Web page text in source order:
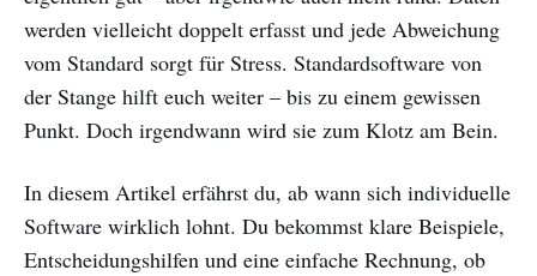
werden vielleicht doppelt erfasst und jede Abweichung
vom Standard sorgt für Stress. Standardsoftware von
der Stange hilft euch weiter – bis zu einem gewissen
Punkt. Doch irgendwann wird sie zum Klotz am Bein.
In diesem Artikel erfährst du, ab wann sich individuelle
Software wirklich lohnt. Du bekommst klare Beispiele,
Entscheidungshilfen und eine einfache Rechnung, ob